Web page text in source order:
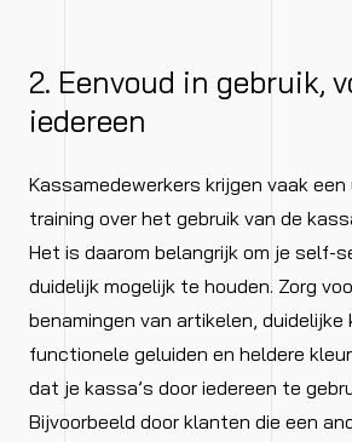
2. Eenvoud in gebruik,
iedereen
Kassamedewerkers krijgen vaak
training over het gebruik van de
Het is daarom belangrijk om je self-
duidelijk mogelijk te houden. Zorg
benamingen van artikelen, duidelijke
functionele geluiden en heldere
dat je kassa’s door iedereen te
Bijvoorbeeld door klanten die een